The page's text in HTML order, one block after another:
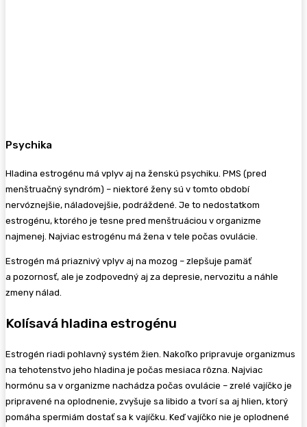
Psychika
Hladina estrogénu má vplyv aj na ženskú psychiku. PMS (pred
menštruačný syndróm) – niektoré ženy sú v tomto období
nervóznejšie, náladovejšie, podráždené. Je to nedostatkom
estrogénu, ktorého je tesne pred menštruáciou v organizme
najmenej. Najviac estrogénu má žena v tele počas ovulácie.
Estrogén má priaznivý vplyv aj na mozog – zlepšuje pamäť
a pozornosť, ale je zodpovedný aj za depresie, nervozitu a náhle
zmeny nálad.
Kolísavá hladina estrogénu
Estrogén riadi pohlavný systém žien. Nakoľko pripravuje organizmus
na tehotenstvo jeho hladina je počas mesiaca rôzna. Najviac
hormónu sa v organizme nachádza počas ovulácie – zrelé vajíčko je
pripravené na oplodnenie, zvyšuje sa libido a tvorí sa aj hlien, ktorý
pomáha spermiám dostať sa k vajíčku. Keď vajíčko nie je oplodnené